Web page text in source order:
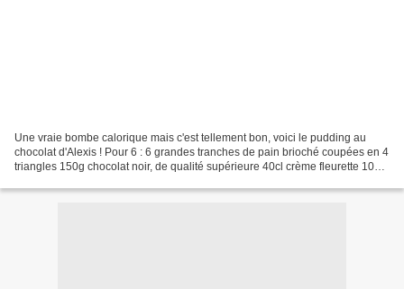
Une vraie bombe calorique mais c'est tellement bon, voici le pudding au
chocolat d'Alexis ! Pour 6 : 6 grandes tranches de pain brioché coupées en 4
triangles 150g chocolat noir, de qualité supérieure 40cl crème fleurette 100g